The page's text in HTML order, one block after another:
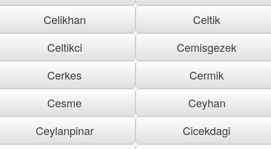
Celikhan
Celtik
Celtikci
Cemisgezek
Cerkes
Cermik
Cesme
Ceyhan
Ceylanpinar
Cicekdagi